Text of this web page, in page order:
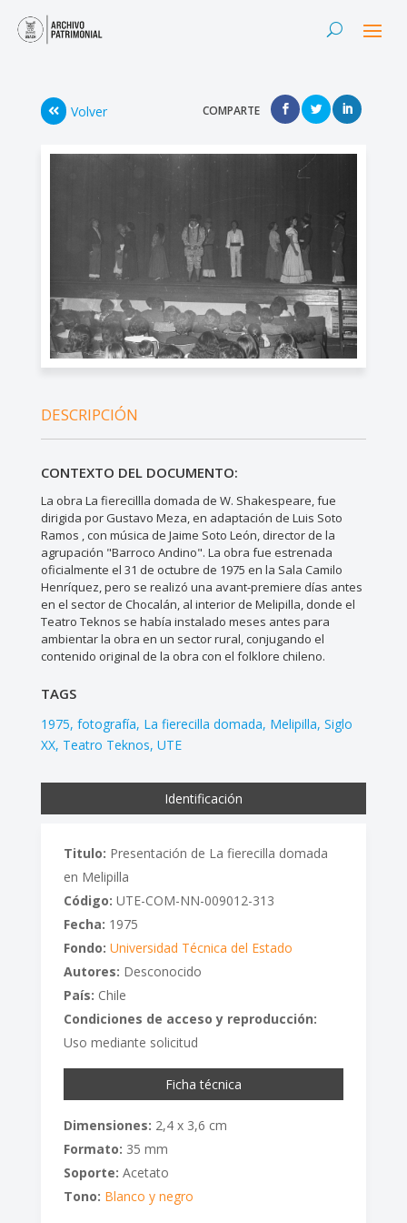
Volver COMPARTE
DESCRIPCIÓN
CONTEXTO DEL DOCUMENTO:
La obra La fierecillla domada de W. Shakespeare, fue
dirigida por Gustavo Meza, en adaptación de Luis Soto
Ramos , con música de Jaime Soto León, director de la
agrupación "Barroco Andino". La obra fue estrenada
oficialmente el 31 de octubre de 1975 en la Sala Camilo
Henríquez, pero se realizó una avant-premiere días antes
en el sector de Chocalán, al interior de Melipilla, donde el
Teatro Teknos se había instalado meses antes para
ambientar la obra en un sector rural, conjugando el
contenido original de la obra con el folklore chileno.
TAGS
1975 fotografía La fierecilla domada Melipilla Siglo
XX Teatro Teknos UTE
Identificación
Titulo: Presentación de La fierecilla domada
en Melipilla
Código: UTE-COM-NN-009012-313
Fecha: 1975
Fondo: Universidad Técnica del Estado
Autores: Desconocido
País: Chile
Condiciones de acceso y reproducción:
Uso mediante solicitud
Ficha técnica
Dimensiones: 2,4 x 3,6 cm
Formato: 35 mm
Soporte: Acetato
Tono: Blanco y negro